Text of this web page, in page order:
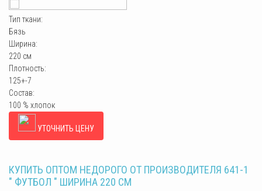
Тип ткани:
Бязь
Ширина:
220 см
Плотность:
125+-7
Состав:
100 % хлопок
УТОЧНИТЬ ЦЕНУ
КУПИТЬ ОПТОМ НЕДОРОГО ОТ ПРОИЗВОДИТЕЛЯ 641-1
" ФУТБОЛ " ШИРИНА 220 СМ